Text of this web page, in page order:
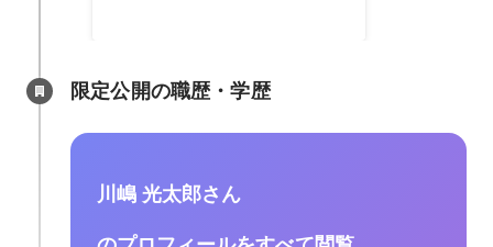
限定公開の職歴・学歴
川嶋 光太郎さん